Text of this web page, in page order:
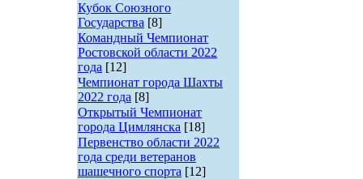
Кубок Союзного
Государства [8]
Командный Чемпионат
Ростовской области 2022
года [12]
Чемпионат города Шахты
2022 года [8]
Открытый Чемпионат
города Цимлянска [18]
Первенство области 2022
года среди ветеранов
шашечного спорта [12]